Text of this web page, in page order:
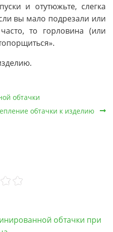
и отутюжьте, слегка
вы мало подрезали или
то горловина (или
обтачки
обтачки к изделию
обтачки при